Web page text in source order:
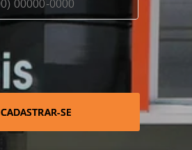
CADASTRAR-SE